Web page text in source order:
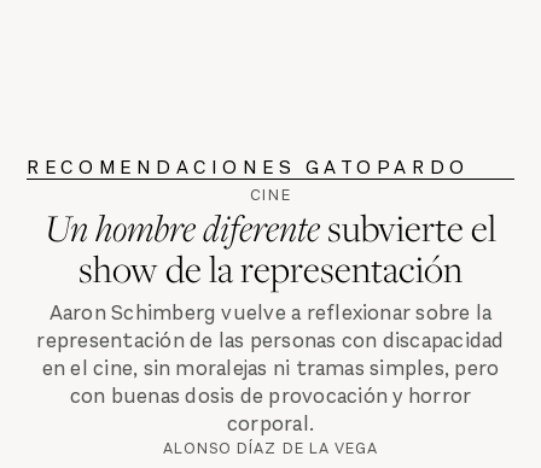
RECOMENDACIONES GATOPARDO
CINE
Un hombre diferentesubvierte el
show de la representación
Aaron Schimberg vuelve a reflexionar sobre la
representación de las personas con discapacidad
en el cine, sin moralejas ni tramas simples, pero
con buenas dosis de provocación y horror
corporal.
ALONSO DÍAZ DE LA VEGA